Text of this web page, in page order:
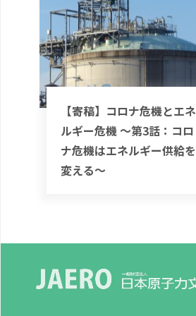
【寄稿】コロナ危機とエネ
ルギー危機 ～第3話：コロ
ナ危機はエネルギー供給を
変える～